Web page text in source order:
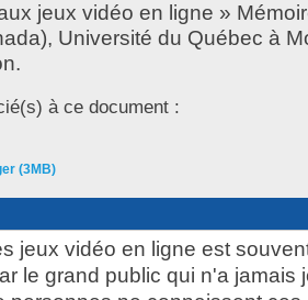
jeux vidéo en ligne »
Université du Québec à
à ce document :
(3MB)
jeux vidéo en ligne est
le grand public qui n'a jamais